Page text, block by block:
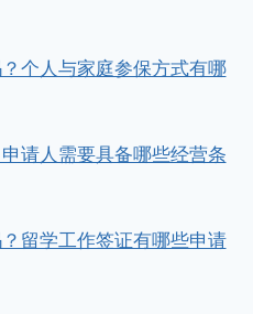
个人与家庭参保方式有哪
请人需要具备哪些经营条
留学工作签证有哪些申请